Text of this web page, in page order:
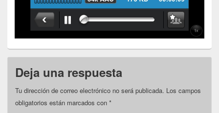
Deja una respuesta
Tu dirección de correo electrónico no será publicada. Los campos
obligatorios están marcados con *